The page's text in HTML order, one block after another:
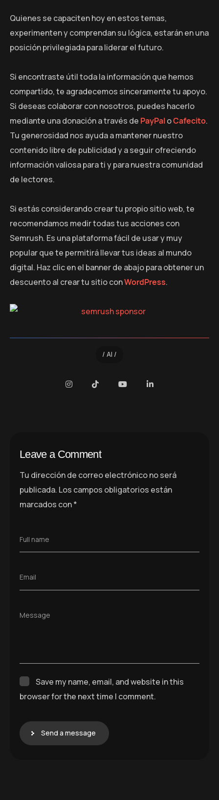
Quienes se capaciten hoy en estos temas,
experimenten y comprendan su lógica, estarán en una
posición privilegiada para liderar el futuro.
Si encontraste útil toda la información que hemos
compartido, te agradecemos sinceramente tu apoyo.
Si deseas colaborar con nosotros, puedes hacerlo
mediante una donación a través de PayPaloCafecito.
Tu generosidad nos ayuda a mantener nuestro
contenido libre de publicidad y a seguir ofreciendo
información valiosa para ti y para nuestra comunidad
de lectores.
Si estás considerando crear tu propio sitio web, te
recomendamos medir todas tus acciones con
Semrush. Es una plataforma fácil de usar y muy
popular que te permitirá llevar tus ideas al mundo
digital. Haz clic en el banner de abajo para obtener un
descuento al crear tu sitio conWordPress.
AI
Leave a Comment
Tu dirección de correo electrónico no será
publicada. Los campos obligatorios están
marcados con*
Full name
Email
Message
Save my name, email, and website in this
browser for the next time I comment.
Send a message